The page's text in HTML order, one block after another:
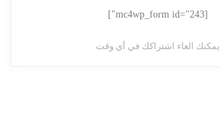
[mc4wp_form id="243"]
يمكنك الغاء اشتراكك في أي وقت